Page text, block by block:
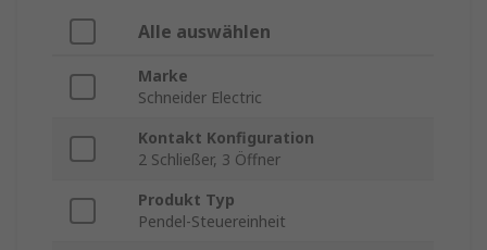
Alle auswählen
Marke
Schneider Electric
Kontakt Konfiguration
2 Schließer, 3 Öffner
Produkt Typ
Pendel-Steuereinheit